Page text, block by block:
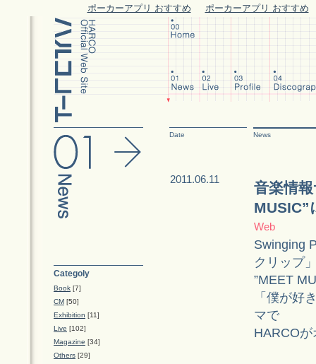
ポーカーアプリ おすすめ ポーカーアプリ おすすめ
Categoly
Book [7]
CM [50]
Exhibition [11]
Live [102]
Magazine [34]
Others [29]
Date News
2011.06.11
音楽情
MUSIC”
Web
Swinging
クリップ
”MEET
「僕が好
マで
HARCO